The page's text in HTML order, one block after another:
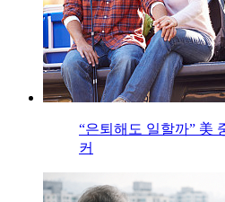
“은퇴해도 일할까” 美
커